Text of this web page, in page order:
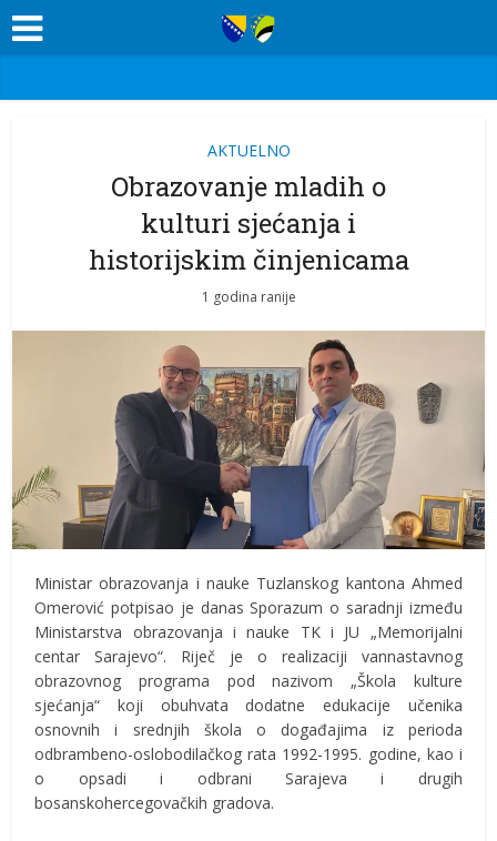
AKTUELNO
Obrazovanje mladih o
kulturi sjećanja i
historijskim činjenicama
1 godina ranije
Ministar obrazovanja i nauke Tuzlanskog kantona Ahmed
Omerović potpisao je danas Sporazum o saradnji između
Ministarstva obrazovanja i nauke TK i JU „Memorijalni
centar Sarajevo“. Riječ je o realizaciji vannastavnog
obrazovnog programa pod nazivom „Škola kulture
sjećanja“ koji obuhvata dodatne edukacije učenika
osnovnih i srednjih škola o događajima iz perioda
odbrambeno-oslobodilačkog rata 1992-1995. godine, kao i
o opsadi i odbrani Sarajeva i drugih
bosanskohercegovačkih gradova.